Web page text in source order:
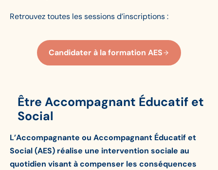
Retrouvez toutes les sessions d’inscriptions :
Candidater à la formation AES
Être Accompagnant Éducatif et
Social
L’Accompagnante ou Accompagnant Éducatif et
Social (AES) réalise une intervention sociale au
quotidien visant à compenser les conséquences